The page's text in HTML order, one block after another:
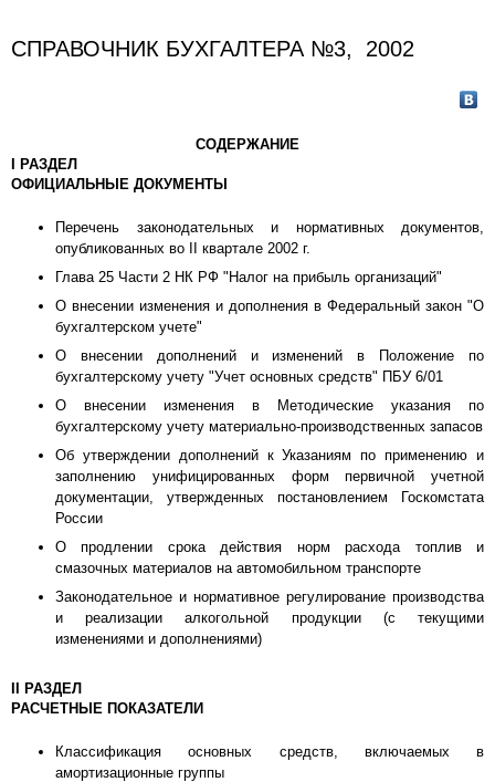
СПРАВОЧНИК БУХГАЛТЕРА №3, 2002
СОДЕРЖАНИЕ
I РАЗДЕЛ
ОФИЦИАЛЬНЫЕ ДОКУМЕНТЫ
Перечень законодательных и нормативных документов,
опубликованных во II квартале 2002 г.
Глава 25 Части 2 НК РФ "Налог на прибыль организаций"
О внесении изменения и дополнения в Федеральный закон "О
бухгалтерском учете"
О внесении дополнений и изменений в Положение по
бухгалтерскому учету "Учет основных средств" ПБУ 6/01
О внесении изменения в Методические указания по
бухгалтерскому учету материально-производственных запасов
Об утверждении дополнений к Указаниям по применению и
заполнению унифицированных форм первичной учетной
документации, утвержденных постановлением Госкомстата
России
О продлении срока действия норм расхода топлив и
смазочных материалов на автомобильном транспорте
Законодательное и нормативное регулирование производства
и реализации алкогольной продукции (с текущими
изменениями и дополнениями)
II РАЗДЕЛ
РАСЧЕТНЫЕ ПОКАЗАТЕЛИ
Классификация основных средств, включаемых в
амортизационные группы